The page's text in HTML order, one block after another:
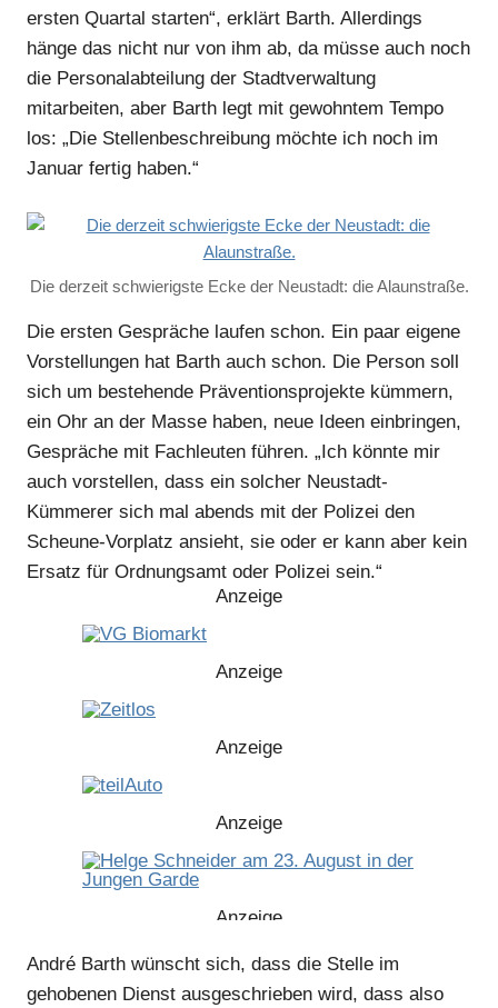
ersten Quartal starten“, erklärt Barth. Allerdings
hänge das nicht nur von ihm ab, da müsse auch noch
die Personalabteilung der Stadtverwaltung
mitarbeiten, aber Barth legt mit gewohntem Tempo
los: „Die Stellenbeschreibung möchte ich noch im
Januar fertig haben.“
Die derzeit schwierigste Ecke der Neustadt: die Alaunstraße.
Die ersten Gespräche laufen schon. Ein paar eigene
Vorstellungen hat Barth auch schon. Die Person soll
sich um bestehende Präventionsprojekte kümmern,
ein Ohr an der Masse haben, neue Ideen einbringen,
Gespräche mit Fachleuten führen. „Ich könnte mir
auch vorstellen, dass ein solcher Neustadt-
Kümmerer sich mal abends mit der Polizei den
Scheune-Vorplatz ansieht, sie oder er kann aber kein
Ersatz für Ordnungsamt oder Polizei sein.“
Anzeige
Anzeige
Anzeige
Anzeige
Anzeige
Anzeige
André Barth wünscht sich, dass die Stelle im
gehobenen Dienst ausgeschrieben wird, dass also